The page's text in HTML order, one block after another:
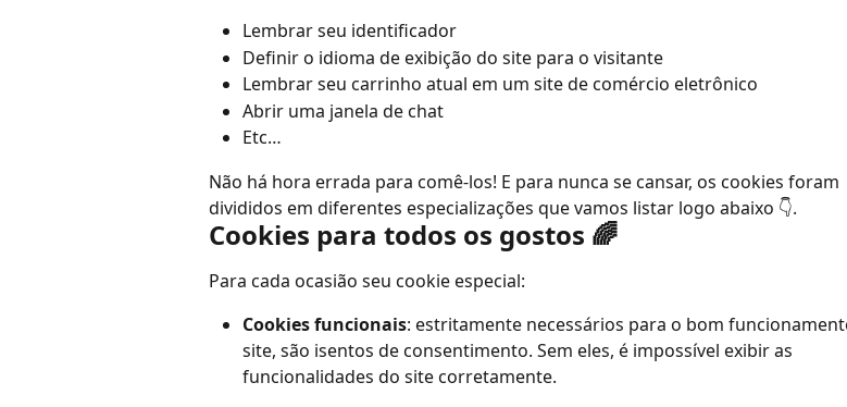
Lembrar seu identificador
Definir o idioma de exibição do site para o visitante
Lembrar seu carrinho atual em um site de comércio eletrônico
Abrir uma janela de chat
Etc…
Não há hora errada para comê-los! E para nunca se cansar, os cookies foram
divididos em diferentes especializações que vamos listar logo abaixo 👇.
Cookies para todos os gostos 🌈
Para cada ocasião seu cookie especial:
Cookies funcionais: estritamente necessários para o bom
site, são isentos de consentimento. Sem eles, é impossível exibir as
funcionalidades do site corretamente.